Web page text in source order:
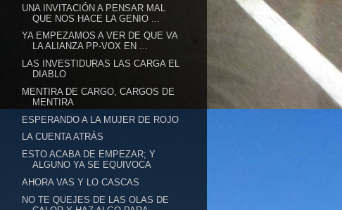
UNA INVITACIÓN A PENSAR MAL
QUE NOS HACE LA GENIO ...
YA EMPEZAMOS A VER DE QUE VA
LA ALIANZA PP-VOX EN ...
LAS INVESTIDURAS LAS CARGA EL
DIABLO
MENTIRA DE CARGO, CARGOS DE
MENTIRA
ESPERANDO A LA MUJER DE ROJO
LA CUENTA ATRÁS
ESTO ACABA DE EMPEZAR; Y
ALGUNO YA SE EQUIVOCA
AHORA VAS Y LO CASCAS
NO TE QUEJES DE LAS OLAS DE